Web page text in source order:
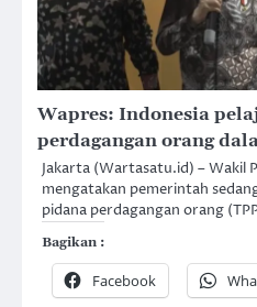
Wapres: Indonesia
perdagangan orang
Jakarta (Wartasatu.id) – Wakil
mengatakan pemerintah
pidana perdagangan orang
Bagikan :
Facebook